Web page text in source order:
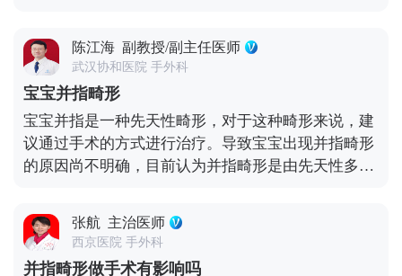
扰所致。后天性并指畸形可能是由于手部或足部的创
伤、感染或炎症引起的。并指畸形可能会影响手指或
脚趾的功能和外观。一些患者可能会出现困难或疼
痛，影响手部或足部的正常活动。 治疗方法包括手术
分离、物理治疗和康复训练等。手术分离是最常见的
治疗方法，通过切除过多的连接组织来使手指或脚趾
分离。物理治疗和康复训练可以帮助患者恢复手部或
陈江海 副教授/副主任医师
武汉协和医院 手外科
宝宝并指畸形
宝宝并指是一种先天性畸形，对于这种畸形来说，建
议通过手术的方式进行治疗。导致宝宝出现并指畸形
的原因尚不明确，目前认为并指畸形是由先天性多由
手指分化完成后形成的。虽然越来越多类型的并指病
变基因及其在染色体中的位置已经明确，但遗传学家
对导致这些基因突变的原因并不明确。 对于这类患儿
张航 主治医师
西京医院 手外科
并指畸形做手术有影响吗